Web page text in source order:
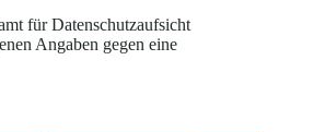
für Datenschutzaufsicht
Angaben gegen eine